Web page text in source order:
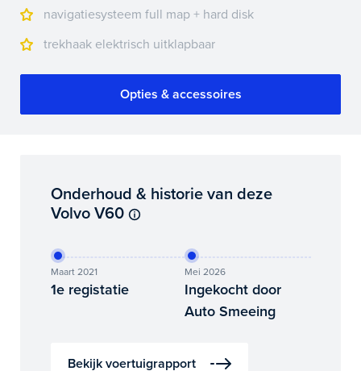
navigatiesysteem full map + hard disk
trekhaak elektrisch uitklapbaar
Opties & accessoires
Onderhoud & historie van deze
Volvo V60
Maart 2021
1e registatie
Mei 2026
Ingekocht door
Auto Smeeing
Bekijk voertuigrapport